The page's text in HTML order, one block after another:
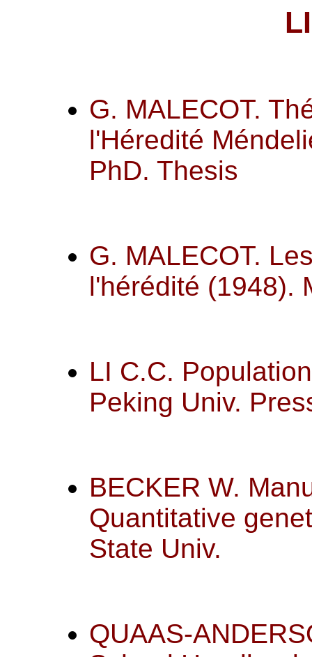
G. MALECOT.
l'Héredité
PhD. Thesis
G. MALECOT.
l'hérédité (1948).
LI C.C.
Peking Univ.
BECKER W.
Quantitative
State Univ.
QUAAS-